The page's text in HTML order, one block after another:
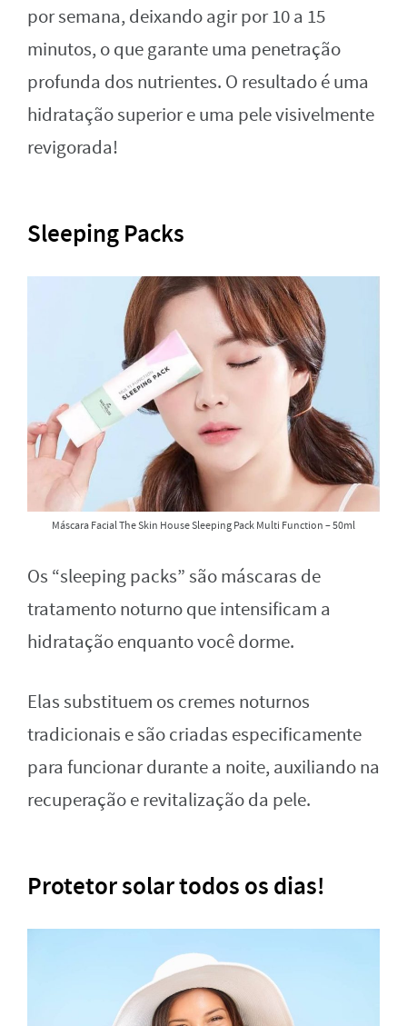
por semana, deixando agir por 10 a 15
minutos, o que garante uma penetração
profunda dos nutrientes. O resultado é uma
hidratação superior e uma pele visivelmente
revigorada!
Sleeping Packs
Máscara Facial The Skin House Sleeping Pack Multi Function – 50ml
Os “sleeping packs” são máscaras de
tratamento noturno que intensificam a
hidratação enquanto você dorme.
Elas substituem os cremes noturnos
tradicionais e são criadas especificamente
para funcionar durante a noite, auxiliando na
recuperação e revitalização da pele.
Protetor solar todos os dias!